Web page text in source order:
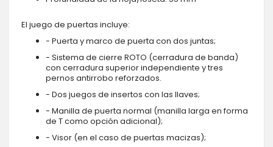
El juego de puertas incluye:
- Puerta y marco de puerta con dos juntas;
- Sistema de cierre ROTO (cerradura de banda)
con cerradura superior independiente y tres
pernos antirrobo reforzados.
- Dos juegos de insertos con las llaves;
- Manilla de puerta normal (manilla larga en forma
de T como opción adicional);
- Visor (en el caso de puertas macizas);